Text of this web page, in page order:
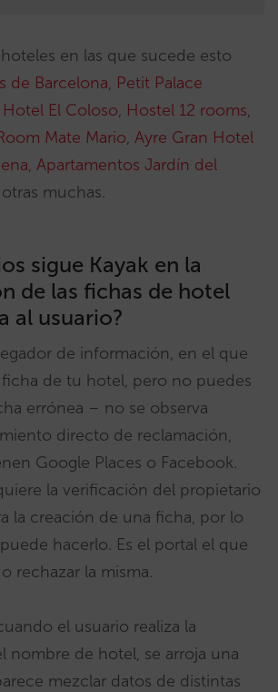
en las que sucede esto
de Barcelona, Petit Palace
Hotel El Coloso, Hostel 12 rooms,
Mate Mario, Ayre Gran Hotel
, Apartamentos Jardín del
muchas.
sigue Kayak en la
de las fichas de hotel
al usuario?
de información, en el que
de tu hotel, pero no puedes
errónea – no se observa
directo de reclamación,
Google Places o Facebook.
la verificación del propietario
la creación de una ficha, por lo
hacerlo. Es el portal el que
rechazar la misma.
el usuario realiza la
nombre de hotel, se arroja una
mezclar datos de distintas